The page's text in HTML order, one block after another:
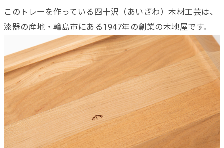
このトレーを作っている四十沢（あいざわ）木材工芸は、
漆器の産地・輪島市にある1947年の創業の木地屋です。